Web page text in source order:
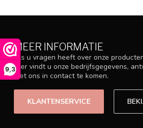
9,3
MEER INFORMATIE
Als u vragen heeft over onze
Hier vindt u onze bedrijfsgegevens,
met ons in contact te komen.
KLANTENSERVICE